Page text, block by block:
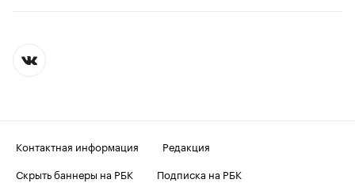
Контактная информация
Редакция
Скрыть баннеры на РБК
Подписка на РБК